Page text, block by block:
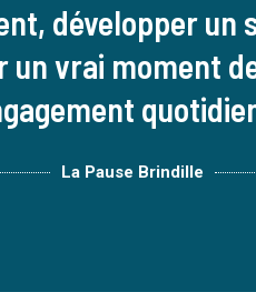
développer
vrai moment
La Pause Brindille